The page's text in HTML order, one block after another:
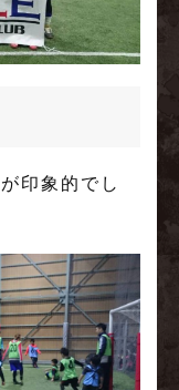
印象的でし